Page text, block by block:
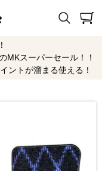
MKスーパーセール！！
ントが溜まる使える！